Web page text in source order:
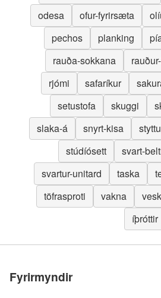
odesa
ofur-fyrirsæta
pechos
planking
rauða-sokkana
rjómi
safaríkur
setustofa
skuggi
slaka-á
snyrt-kisa styttu
stúdíósett
svart-
svartur-unitard
taska
töfrasproti
vakna
íþróttir
Fyrirmyndir